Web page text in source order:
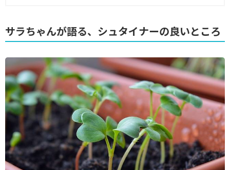
サラちゃんが語る、シュタイナーの良いところ